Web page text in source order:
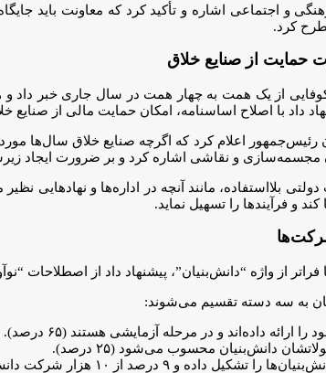
و اجتماعی اشاره و تأکید کرد که معاونت باید
کرد.
حمایت از صنایع خلاق
داد با اصلاح اساسنامه، امکان حمایت مالی از صنایع
اعلام کرد که اگرچه صنایع خلاق سال‌ها مورد
مجسمه‌سازی و نقاشی اشاره کرد و بر ضرورت ایجاد
دولتی بلااستفاده، مانند آنچه در اداره‌ها و
و فرآیندها را تسهیل نماید.
از واژه “دانش‌بنیان”، پیشنهاد داد از اصطلاحات
به سه دسته تقسیم می‌شوند:
ارائه داده‌اند و در مرحله آزمایشی هستند (۶۵ درصد).
دانش‌بنیان محسوب می‌شود (۲۵ درصد).
و ۹ درصد از ۱۰ هزار شرکت دانش‌بنیان را شامل می‌شوند.